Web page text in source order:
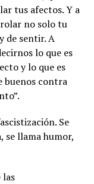
tus afectos. Y a
no solo tu
de sentir. A
lo que es
y lo que es
buenos contra
Se
se llama humor,
las